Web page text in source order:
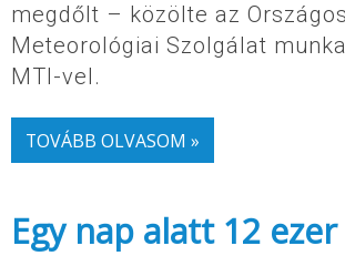
megdőlt – közölte az Országos
Meteorológiai Szolgálat
MTI-vel.
TOVÁBB OLVASOM »
Egy nap alatt 12